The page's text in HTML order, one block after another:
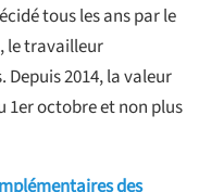
tous les ans par le
le travailleur
2014, la valeur
1er octobre et non plus
des